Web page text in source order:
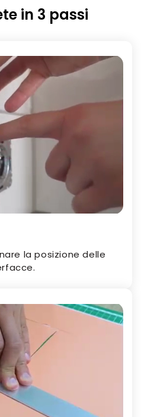
in 3 passi
la posizione delle